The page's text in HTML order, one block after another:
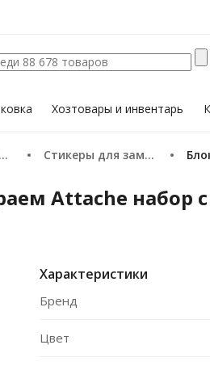
Хозтоварыи инвентарь
Стикеры для заметок
Attache набор
Характеристики
Бренд
Цвет